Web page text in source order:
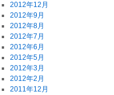
2012年12月
2012年9月
2012年8月
2012年7月
2012年6月
2012年5月
2012年3月
2012年2月
2011年12月